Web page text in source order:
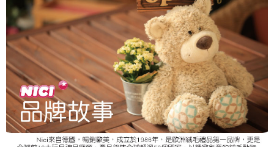
個人情報の処理、利用について疑問がある、または関連する法律の権利を
行使したい場合は、ネットプロテクションズcs_tw@netprotections.co.jp
にご連絡ください。上記に示した個人情報を、必要な購入注文書とあわせ
てAFTEEにご提供いただく、またはAFTEEにあなたの個人情報の収集、処
理、利用を許可することににご同意いただけない場合は、当サービスを選
択しないでください。